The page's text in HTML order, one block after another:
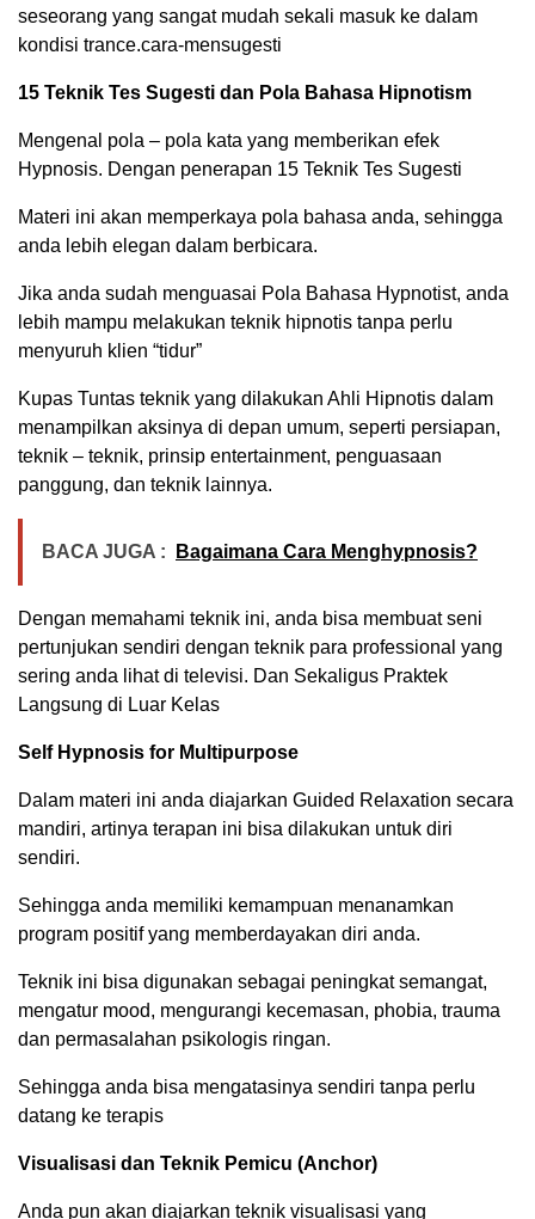
seseorang yang sangat mudah sekali masuk ke dalam
kondisi trance.cara-mensugesti
15 Teknik Tes Sugesti dan Pola Bahasa Hipnotism
Mengenal pola – pola kata yang memberikan efek
Hypnosis. Dengan penerapan 15 Teknik Tes Sugesti
Materi ini akan memperkaya pola bahasa anda, sehingga
anda lebih elegan dalam berbicara.
Jika anda sudah menguasai Pola Bahasa Hypnotist, anda
lebih mampu melakukan teknik hipnotis tanpa perlu
menyuruh klien “tidur”
Kupas Tuntas teknik yang dilakukan Ahli Hipnotis dalam
menampilkan aksinya di depan umum, seperti persiapan,
teknik – teknik, prinsip entertainment, penguasaan
panggung, dan teknik lainnya.
BACA JUGA : Bagaimana Cara Menghypnosis?
Dengan memahami teknik ini, anda bisa membuat seni
pertunjukan sendiri dengan teknik para professional yang
sering anda lihat di televisi. Dan Sekaligus Praktek
Langsung di Luar Kelas
Self Hypnosis for Multipurpose
Dalam materi ini anda diajarkan Guided Relaxation secara
mandiri, artinya terapan ini bisa dilakukan untuk diri
sendiri.
Sehingga anda memiliki kemampuan menanamkan
program positif yang memberdayakan diri anda.
Teknik ini bisa digunakan sebagai peningkat semangat,
mengatur mood, mengurangi kecemasan, phobia, trauma
dan permasalahan psikologis ringan.
Sehingga anda bisa mengatasinya sendiri tanpa perlu
datang ke terapis
Visualisasi dan Teknik Pemicu (Anchor)
Anda pun akan diajarkan teknik visualisasi yang